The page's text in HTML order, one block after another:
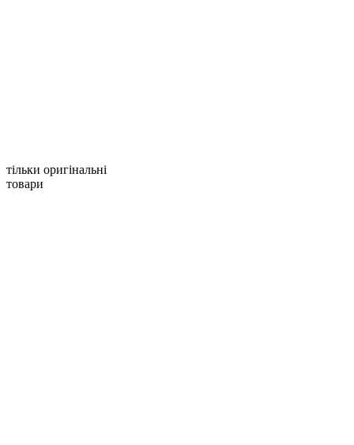
тільки оригінальні
товари